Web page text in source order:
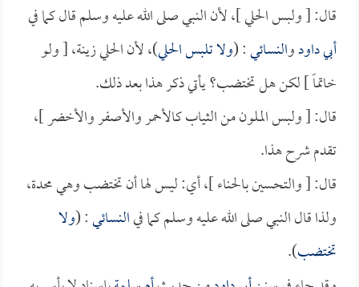
قال: [ ولبس الحلي ]، لأن النبي صلى الله عليه وسلم قال كما في
أبي داودوالنسائي: (ولا تلبس الحلي)، لأن الحلي زينة، [ ولو
خاتماً ] لكن هل تختضب؟ يأتي ذكر هذا بعد ذلك.
قال: [ ولبس الملون من الثياب كالأحمر والأصفر والأخضر ]،
تقدم شرح هذا.
قال: [ والتحسين بالحناء ]، أي: ليس لها أن تختضب وهي محدة،
ولذا قال النبي صلى الله عليه وسلم كما فيالنسائي: (ولا
تختضب).